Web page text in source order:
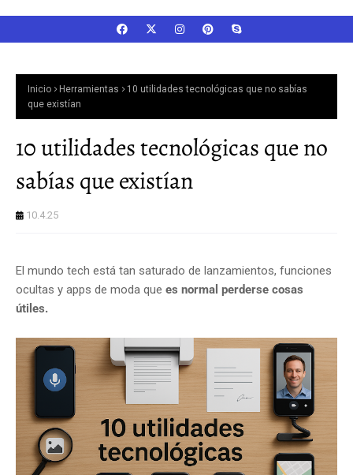
Inicio Herramientas
10 utilidades tecnológicas que no sabías
que existían
10 utilidades tecnológicas que no
sabías que existían
10.4.25
El mundo tech está tan saturado de lanzamientos, funciones
ocultas y apps de moda que es normal perderse cosas
útiles.